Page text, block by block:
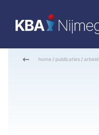
home / publicaties /arbeid